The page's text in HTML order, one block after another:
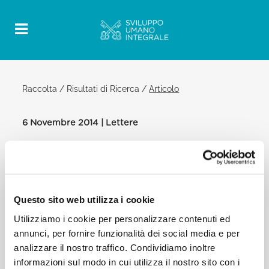
Questo sito web utilizza i cookie
Utilizziamo i cookie per personalizzare contenuti ed
annunci, per fornire funzionalità dei social media e per
analizzare il nostro traffico. Condividiamo inoltre
informazioni sul modo in cui utilizza il nostro sito con i
Raccolta / Risultati di Ricerca /Articolo
6 Novembre 2014 | Lettere
PDF
DELL’AUSTRALIA IN OCCASIONE DEL
VERTICE DEL G20
BRISBANE